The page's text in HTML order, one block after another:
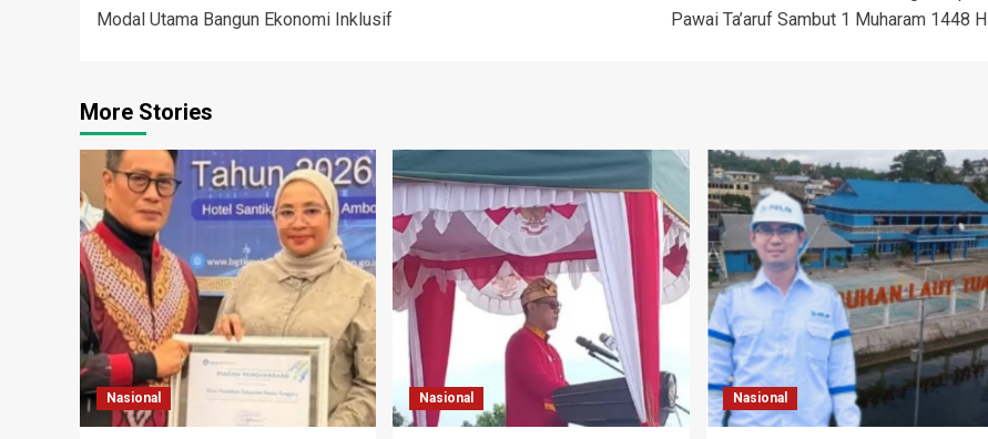
Modal Utama Bangun Ekonomi Inklusif
Pawai Ta’aruf Sambut 1 Muharam 1448 H
More Stories
Nasional Nasional Nasional